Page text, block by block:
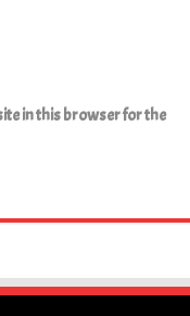
in this browser for the